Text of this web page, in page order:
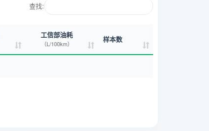
查找:
工信部油耗
（L/100km） 样本数